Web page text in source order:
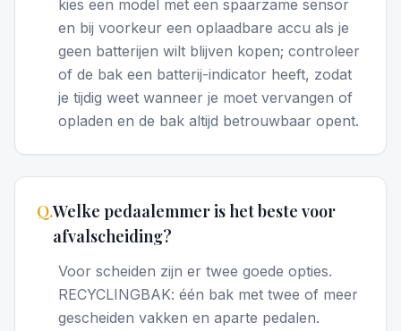
kies een model met een spaarzame sensor
en bij voorkeur een oplaadbare accu als je
geen batterijen wilt blijven kopen; controleer
of de bak een batterij-indicator heeft, zodat
je tijdig weet wanneer je moet vervangen of
opladen en de bak altijd betrouwbaar opent.
Q.Welke pedaalemmer is het beste voor
afvalscheiding?
Voor scheiden zijn er twee goede opties.
RECYCLINGBAK: één bak met twee of meer
gescheiden vakken en aparte pedalen.